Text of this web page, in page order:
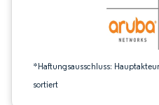
*Haftungsausschluss:
sortiert